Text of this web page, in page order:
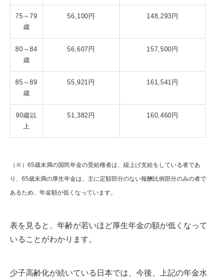
75～79
歳
56,100円 148,293円
80～84
歳
56,607円 157,500円
85～89
歳
55,921円 161,541円
90歳以
上
51,382円 160,460円
（※）65歳未満の国民年金の受給権者は、繰上げ支給をしている者であ
り、65歳未満の厚生年金は、主に定額部分のない報酬比例部分のみの者で
あるため、年金額が低くなっています。
表を見ると、年齢が若いほど厚生年金の額が低くなって
いることがわかります。
少子高齢化が続いている日本では、今後、上記の年金水